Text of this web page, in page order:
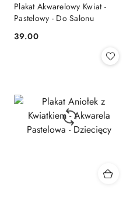
Plakat Akwarelowy Kwiat -
Pastelowy - Do Salonu
Cena:
39.00